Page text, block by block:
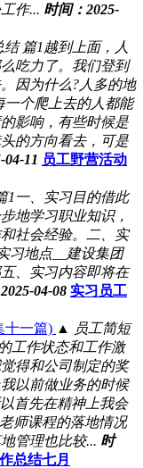
作... 时间：2025-
篇1越到上面，人
吃力了。我们登到
因为什么?人多的地
一个爬上去的人都能
影响，有些时候是
的方向看去，可是
04-11 员工野营活动
1一、实习目的借此
地学习职业知识，
社会经验。二、实
习地点__建设集团
、实习内容即将在
04-08 实习员工
十一篇) ▲ 员工简短
工作状态和工作激
得和公司制定的奖
以前做业务的时候
首先在精神上我会
师课程的落地情况
管理也比较... 时
总结七月